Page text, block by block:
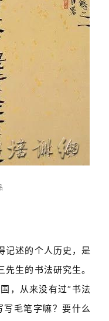
记述的个人历史，是
生的书法研究生。
，从来没有过“书法
毛笔字嘛？要什么